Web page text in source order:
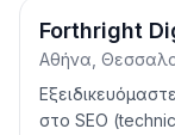
Forthright
Αθήνα,
στο SEO